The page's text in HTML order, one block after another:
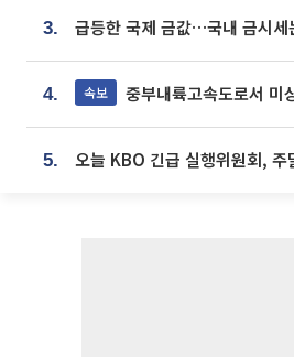
3. 급등한 국제 금값…국내 금시세
4. 속보 중부내륙고속도로서 미
5. 오늘 KBO 긴급 실행위원회, 주